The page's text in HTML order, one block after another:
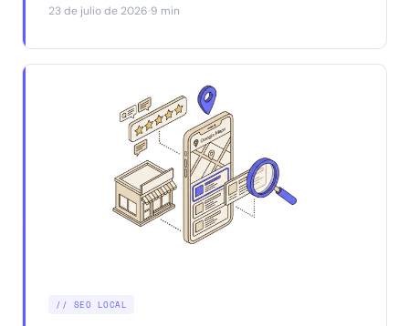
datos reales (no las suposiciones) sobre cómo
23 de julio de 2026·9 min
// SEO LOCAL